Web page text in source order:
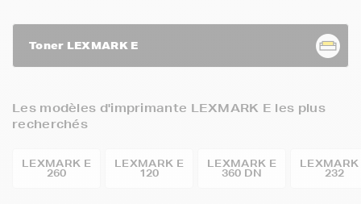
Toner LEXMARK E
Les modèles d'imprimante LEXMARK E les plus
recherchés
LEXMARK E
260
LEXMARK E
120
LEXMARK E
360 DN
LEXMARK
232